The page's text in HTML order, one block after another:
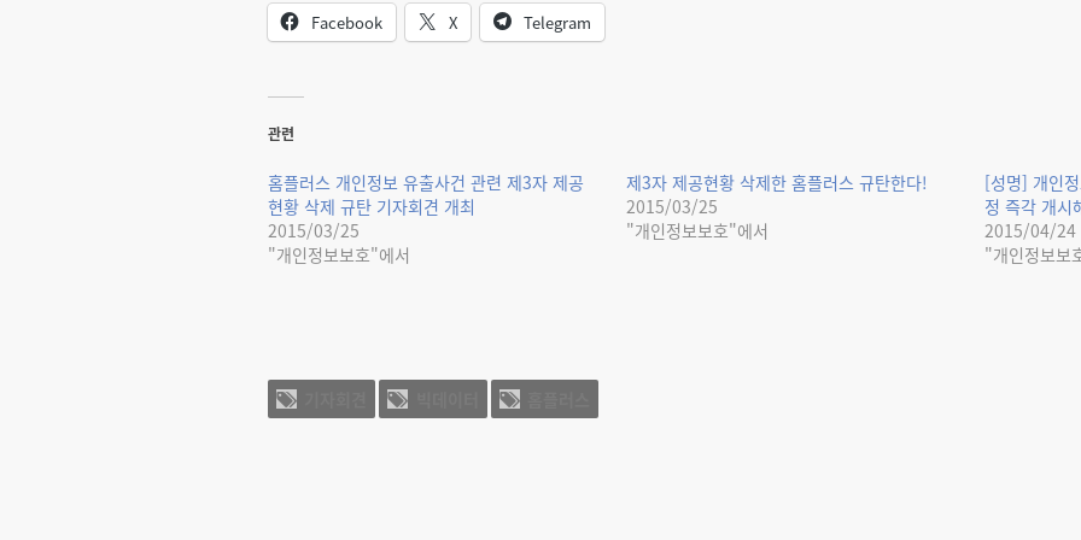
Facebook X Telegram
관련
홈플러스 개인정보 유출사건 관련 제3자 제공
현황 삭제 규탄 기자회견 개최
2015/03/25
"개인정보보호"에서
제3자 제공현황 삭제한 홈플러스 규탄한다!
2015/03/25
"개인정보보호"에서
[성명] 개인
정 즉각 개시
2015/04/24
"개인정보보